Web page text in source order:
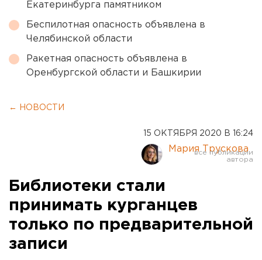
Екатеринбурга памятником
Беспилотная опасность объявлена в
Челябинской области
Ракетная опасность объявлена в
Оренбургской области и Башкирии
← НОВОСТИ
15 ОКТЯБРЯ 2020 В 16:24
Мария Трускова
Библиотеки стали
принимать курганцев
только по предварительной
записи